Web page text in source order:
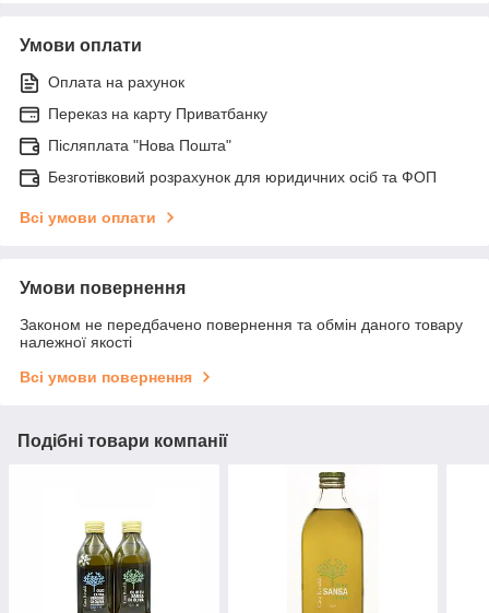
Умови оплати
Оплата на рахунок
Переказ на карту Приватбанку
Післяплата "Нова Пошта"
Безготівковий розрахунок для юридичних осіб та ФОП
Всі умови оплати
Умови повернення
Законом не передбачено повернення та обмін даного товару
належної якості
Всі умови повернення
Подібні товари компанії